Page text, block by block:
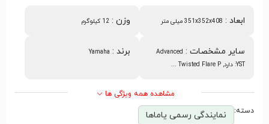
ابعاد : 351x352x408 میلی متر وزن :12 کیلوگرم
سایر مشخصات :
Advanced
YST: دارد, Twisted Flare P ...
برند :
Yamaha
مشاهده همه ویژگی ها
دسته: نمایندگی رسمی یاماها